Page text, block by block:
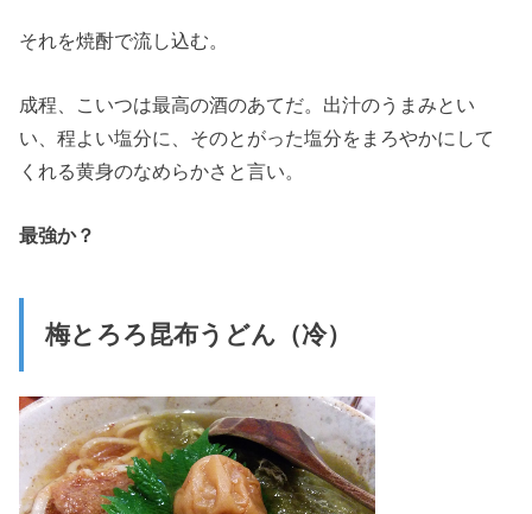
それを焼酎で流し込む。
成程、こいつは最高の酒のあてだ。出汁のうまみとい
い、程よい塩分に、そのとがった塩分をまろやかにして
くれる黄身のなめらかさと言い。
最強か？
梅とろろ昆布うどん（冷）